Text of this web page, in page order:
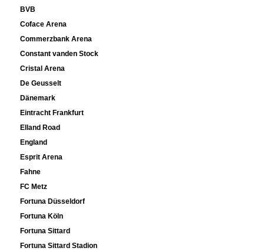
BVB
Coface Arena
Commerzbank Arena
Constant vanden Stock
Cristal Arena
De Geusselt
Dänemark
Eintracht Frankfurt
Elland Road
England
Esprit Arena
Fahne
FC Metz
Fortuna Düsseldorf
Fortuna Köln
Fortuna Sittard
Fortuna Sittard Stadion